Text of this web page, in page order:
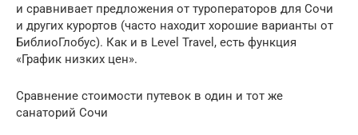
и сравнивает предложения от туроператоров для Сочи
и других курортов (часто находит хорошие варианты от
БиблиоГлобус). Как и в Level Travel, есть функция
«График низких цен».
Сравнение стоимости путевок в один и тот же
санаторий Сочи